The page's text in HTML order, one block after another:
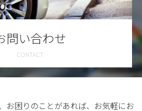
問い合わせ
お困りのことがあれば、お気軽にお